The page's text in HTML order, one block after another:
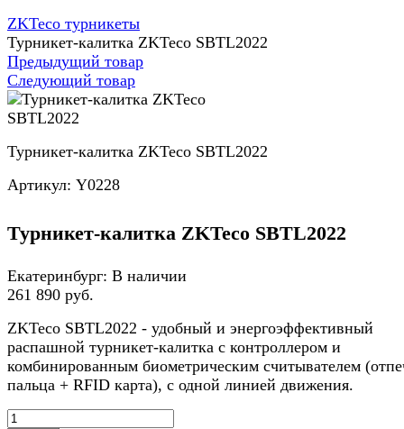
ZKTeco турникеты
Турникет-калитка ZKTeco SBTL2022
Предыдущий товар
Следующий товар
Турникет-калитка ZKTeco SBTL2022
Артикул: Y0228
Турникет-калитка ZKTeco SBTL2022
Екатеринбург: В наличии
261 890 руб.
ZKTeco SBTL2022 - удобный и энергоэффективный
распашной турникет-калитка c контроллером и
комбинированным биометрическим считывателем
пальца + RFID карта), с одной линией движения.